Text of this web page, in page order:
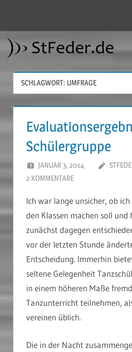
springen
SCHLAGWORT: UMFRAGE
Schülergruppe
JANUAR 3, 2014
2 KOMMENTARE
Ich war lange unsicher, ob
den Klassen machen soll und
zunächst dagegen
vor der letzten Stunde
Entscheidung. Immerhin
seltene Gelegenheit
in einem höheren Maße
Tanzunterricht teilnehmen,
vereinen üblich.
Die in der Nacht